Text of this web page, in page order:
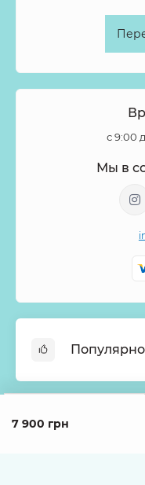
7 900 грн
с 9:00
Мы в
Онлайн-Витрина